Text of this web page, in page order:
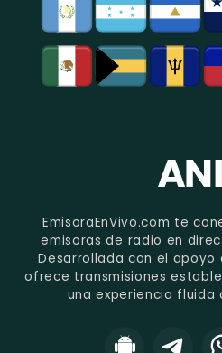
EmisoraEnVivo.com te
emisoras de radio en
Desarrollada con el apoyo
ofrece transmisiones
una experiencia fluida